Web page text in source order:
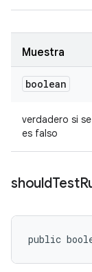
Muestra
boolean
verdadero si
es falso
shouldTest
public